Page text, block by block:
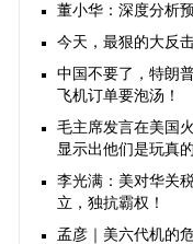
董小华：深度分析
今天，最狠的大反
中国不要了，特朗
飞机订单要泡汤！
毛主席发言在美国
显示出他们是玩真的
李光满：美对华关
立，独抗霸权！
孟彦｜美六代机的